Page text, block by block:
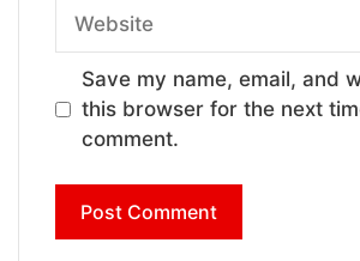
Save my name, email, and
this browser for the next
comment.